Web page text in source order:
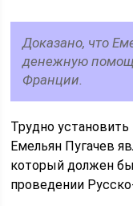
Доказано, что
денежную
Франции.
Трудно
Емельян Пугачев
который должен
проведении